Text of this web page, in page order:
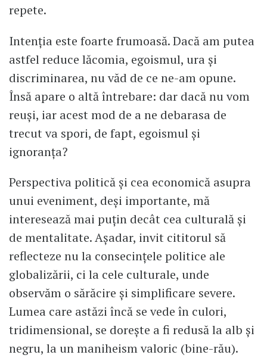
repete.
Intenția este foarte frumoasă. Dacă am putea
astfel reduce lăcomia, egoismul, ura și
discriminarea, nu văd de ce ne-am opune.
Însă apare o altă întrebare: dar dacă nu vom
reuși, iar acest mod de a ne debarasa de
trecut va spori, de fapt, egoismul și
ignoranța?
Perspectiva politică și cea economică asupra
unui eveniment, deși importante, mă
interesează mai puțin decât cea culturală și
de mentalitate. Așadar, invit cititorul să
reflecteze nu la consecințele politice ale
globalizării, ci la cele culturale, unde
observăm o sărăcire și simplificare severe.
Lumea care astăzi încă se vede în culori,
tridimensional, se dorește a fi redusă la alb și
negru, la un maniheism valoric (bine-rău).